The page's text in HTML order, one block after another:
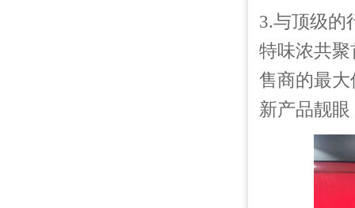
3.与顶级的
特味浓共
售商的最
新产品靓